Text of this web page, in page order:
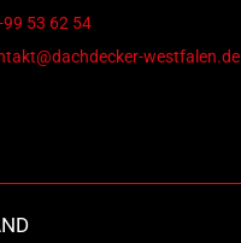
53 62 54
westfalen.de